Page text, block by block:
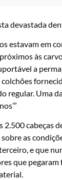
devastada
estavam em
às
a
Uma
cabeças
as
e que
que